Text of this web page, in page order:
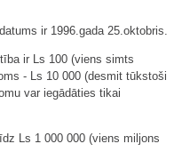
ir 1996.gada 25.oktobris.
ir Ls 100 (viens simts
- Ls 10 000 (desmit tūkstoši
var iegādāties tikai
Ls 1 000 000 (viens miljons